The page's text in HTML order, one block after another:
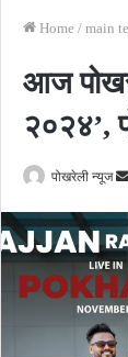
Home / main
आज
२०२४’,
पोखरेली न्यूज